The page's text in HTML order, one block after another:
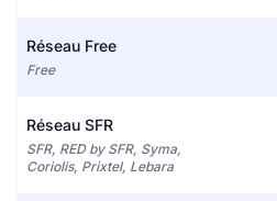
Réseau Free
Free
Réseau SFR
SFR, RED by SFR, Syma,
Coriolis, Prixtel, Lebara